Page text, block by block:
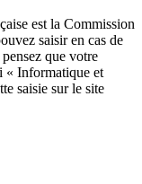
est la Commission
saisir en cas de
que votre
« Informatique et
saisie sur le site